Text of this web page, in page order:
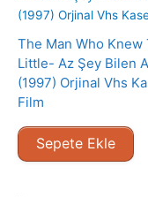
The Man Who Knew
Little- Az Şey Bilen
(1997) Orjinal Vhs
Film
Sepete Ekle